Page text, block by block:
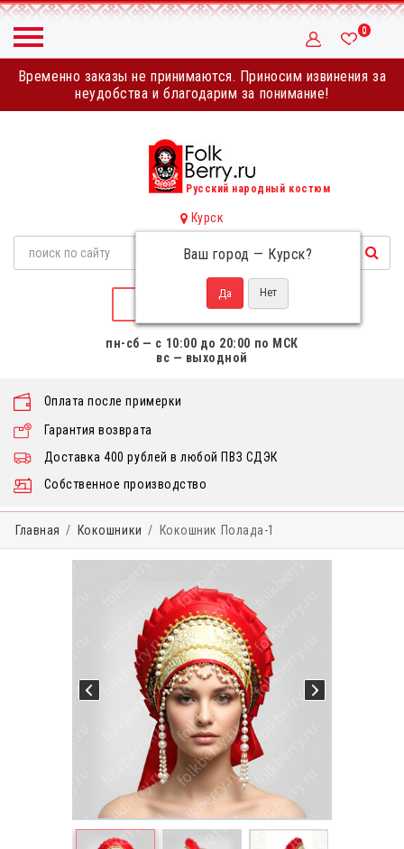
Временно заказы не принимаются. Приносим извинения за
неудобства и благодарим за понимание!
0
Русский народный костюм
Курск
Ваш город — Курск?
НАПИСАТЬ НАМ
пн-сб — с 10:00 до 20:00 по МСК
вс — выходной
Собственное производство
Оплата после примерки
Гарантия возврата
Доставка 400 рублей в любой ПВЗ СДЭК
Главная Кокошники Кокошник Полада-1